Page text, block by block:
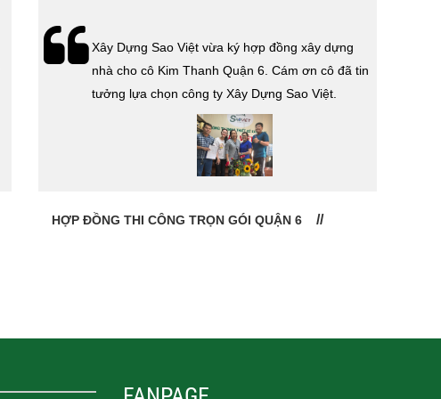
Lễ bàn giao nhà cho gia đình anh Tính quận 3.
Cám ơn anh Tính đã tin tưởng, lựa chọn công ty
Xây Dựng Sao Việt.
CHỦ ĐẦU TƯ: ANH TÍNH QUẬN 3